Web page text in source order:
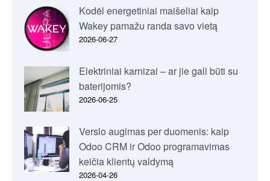
Kodėl energetiniai maišeliai kaip
Wakey pamažu randa savo vietą
2026-06-27
Elektriniai karnizai – ar jie gali būti su
baterijomis?
2026-06-25
Verslo augimas per duomenis: kaip
Odoo CRM ir Odoo programavimas
keičia klientų valdymą
2026-04-26